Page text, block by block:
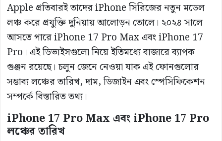
Apple প্রতিবারই তাদের iPhone সিরিজের নতুন মডেল
লঞ্চ করে প্রযুক্তি দুনিয়ায় আলোড়ন তোলে। ২০২৪ সালে
আসতে পারে iPhone 17 Pro Max এবং iPhone 17
Pro। এই ডিভাইসগুলো নিয়ে ইতিমধ্যে বাজারে ব্যাপক
গুঞ্জন রয়েছে। চলুন জেনে নেওয়া যাক এই ফোনগুলোর
সম্ভাব্য লঞ্চের তারিখ, দাম, ডিজাইন এবং স্পেসিফিকেশন
সম্পর্কে বিস্তারিত তথ্য।
iPhone 17 Pro Max এবং iPhone 17 Pro
লঞ্চের তারিখ